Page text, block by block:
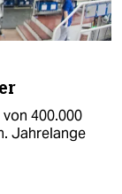
400.000
Jahrelange